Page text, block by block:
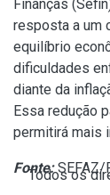
Finanças
resposta a um
equilíbrio
dificuldades
diante da
Essa redução
permitirá mais
Fonte:SEFAZ/
Todos os